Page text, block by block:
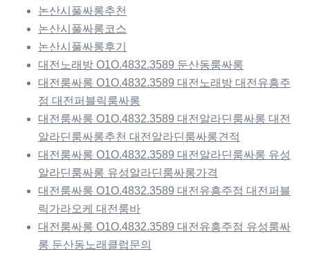
논산시풀싸롱추천
논산시풀싸롱코스
논산시풀싸롱후기
대전노래방 O1O.4832.3589 둔산동룸싸롱
대전룸싸롱 O1O.4832.3589 대전노래방 대전유흥주
점 대전퍼블릭룸싸롱
대전룸싸롱 O1O.4832.3589 대전알라딘룸싸롱 대전
알라딘룸싸롱추천 대전알라딘룸싸롱견적
대전룸싸롱 O1O.4832.3589 대전알라딘룸싸롱 유성
알라딘룸싸롱 유성알라딘룸싸롱가격
대전룸싸롱 O1O.4832.3589 대전유흥주점 대전퍼블
릭가라오케 대전룸바
대전룸싸롱 O1O.4832.3589 대전유흥주점 유성룸싸
롱 둔산동노래클럽문의